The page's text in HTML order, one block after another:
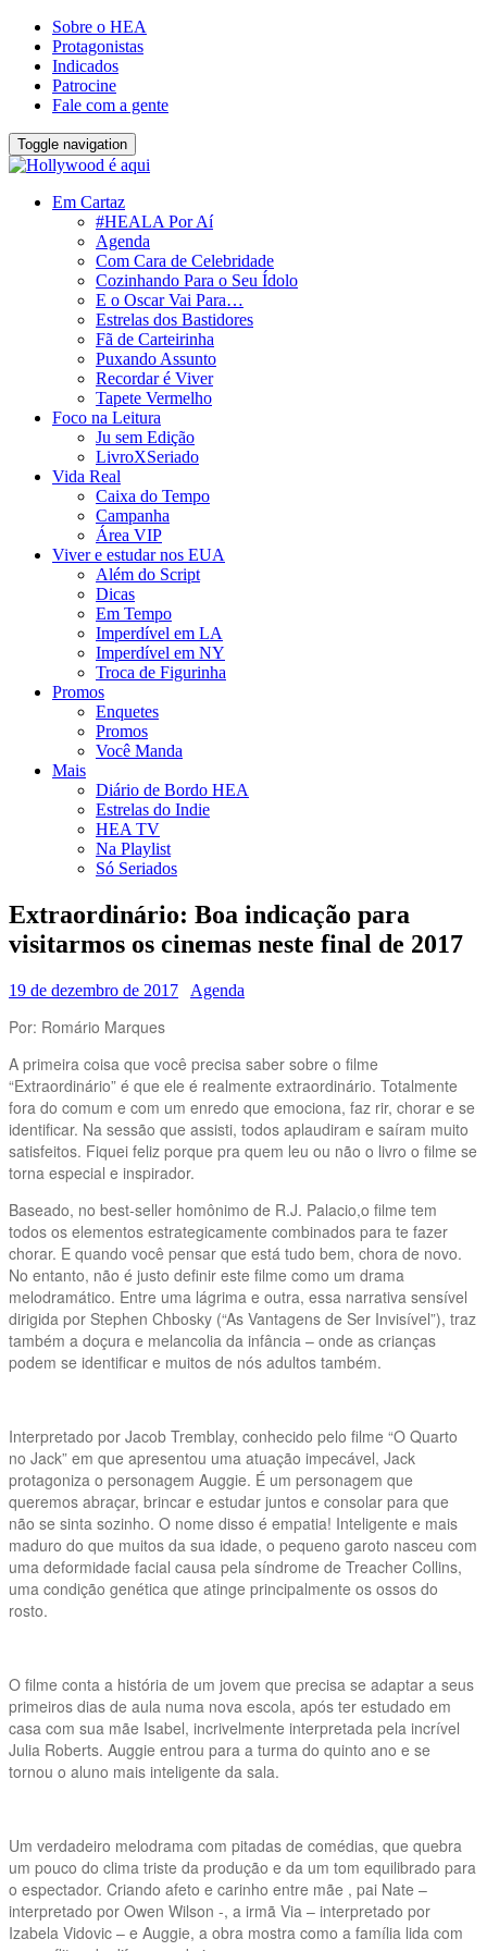
Sobre o HEA
Protagonistas
Indicados
Patrocine
Fale com a gente
Toggle navigation
Em Cartaz
#HEALA Por Aí
Agenda
Com Cara de Celebridade
Cozinhando Para o Seu Ídolo
E o Oscar Vai Para…
Estrelas dos Bastidores
Fã de Carteirinha
Puxando Assunto
Recordar é Viver
Tapete Vermelho
Foco na Leitura
Ju sem Edição
LivroXSeriado
Vida Real
Caixa do Tempo
Campanha
Área VIP
Viver e estudar nos EUA
Além do Script
Dicas
Em Tempo
Imperdível em LA
Imperdível em NY
Troca de Figurinha
Promos
Enquetes
Promos
Você Manda
Mais
Diário de Bordo HEA
Estrelas do Indie
HEA TV
Na Playlist
Só Seriados
Extraordinário: Boa indicação para
visitarmos os cinemas neste final de 2017
19 de dezembro de 2017 Agenda
Por: Romário Marques
A primeira coisa que você precisa saber sobre o filme
“Extraordinário” é que ele é realmente extraordinário. Totalmente
fora do comum e com um enredo que emociona, faz rir, chorar e se
identificar. Na sessão que assisti, todos aplaudiram e saíram muito
satisfeitos. Fiquei feliz porque pra quem leu ou não o livro o filme se
torna especial e inspirador.
Baseado, no best-seller homônimo de R.J. Palacio,o filme tem
todos os elementos estrategicamente combinados para te fazer
chorar. E quando você pensar que está tudo bem, chora de novo.
No entanto, não é justo definir este filme como um drama
melodramático. Entre uma lágrima e outra, essa narrativa sensível
dirigida por Stephen Chbosky (“As Vantagens de Ser Invisível”), traz
também a doçura e melancolia da infância – onde as crianças
podem se identificar e muitos de nós adultos também.
Interpretado por Jacob Tremblay, conhecido pelo filme “O Quarto
no Jack” em que apresentou uma atuação impecável, Jack
protagoniza o personagem Auggie. É um personagem que
queremos abraçar, brincar e estudar juntos e consolar para que
não se sinta sozinho. O nome disso é empatia! Inteligente e mais
maduro do que muitos da sua idade, o pequeno garoto nasceu com
uma deformidade facial causa pela síndrome de Treacher Collins,
uma condição genética que atinge principalmente os ossos do
rosto.
O filme conta a história de um jovem que precisa se adaptar a seus
primeiros dias de aula numa nova escola, após ter estudado em
casa com sua mãe Isabel, incrivelmente interpretada pela incrível
Julia Roberts. Auggie entrou para a turma do quinto ano e se
tornou o aluno mais inteligente da sala.
Um verdadeiro melodrama com pitadas de comédias, que quebra
um pouco do clima triste da produção e da um tom equilibrado para
o espectador. Criando afeto e carinho entre mãe , pai Nate –
interpretado por Owen Wilson -, a irmã Via – interpretado por
Izabela Vidovic – e Auggie, a obra mostra como a família lida com